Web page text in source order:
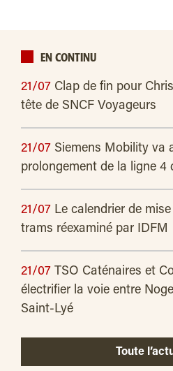
EN CONTINU
21/07 Clap de fin pour
tête de SNCF Voyageurs
21/07 Siemens Mobility va
prolongement de la ligne 4
21/07 Le calendrier de
trams réexaminé par IDFM
21/07 TSO Caténaires et
électrifier la voie entre
Saint-Lyé
Toute